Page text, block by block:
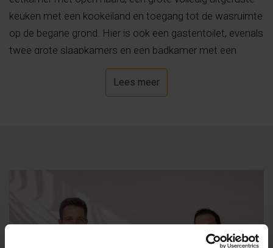
keuken met een kookeiland en toegang tot de wasruimte
op de begane grond. Hier is ook een gastentoilet, evenals
twee grote slaapkamers en een badkamer met een
douche. Alle kamers hebben toegang tot de
buitenterrassen en genieten van een panoramisch
uitgerust met een gasbarbecue. Elke ruimte is ontworpen
om dit huis aangenaam te maken en vanuit alle kamers
te genieten van het uitzicht op de zee. Als u de trap
Lees meer